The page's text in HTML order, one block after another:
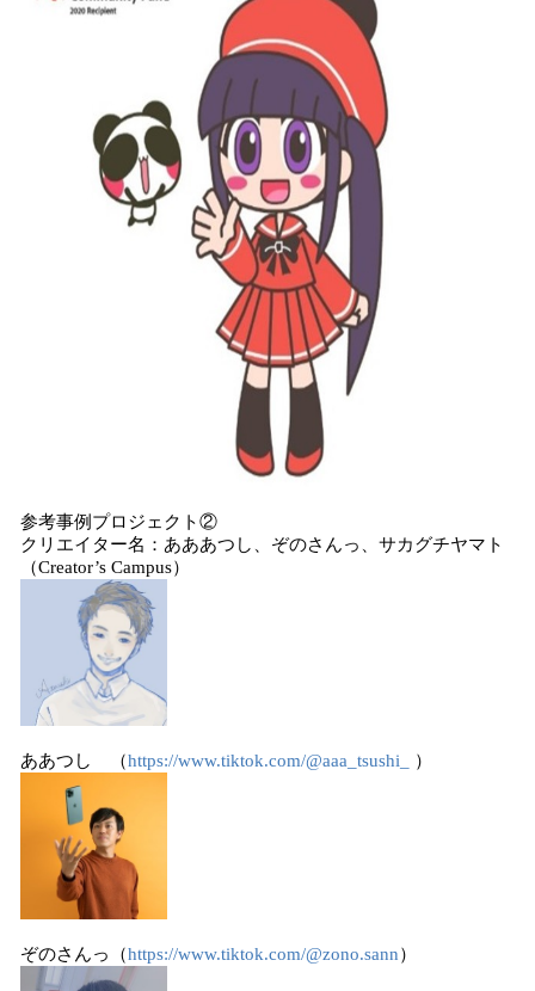
参考事例プロジェクト②
クリエイター名：あああつし、ぞのさんっ、サカグチヤマト
（Creator’s Campus）
ああつし （https://www.tiktok.com/@aaa_tsushi_ ）
ぞのさんっ（https://www.tiktok.com/@zono.sann）